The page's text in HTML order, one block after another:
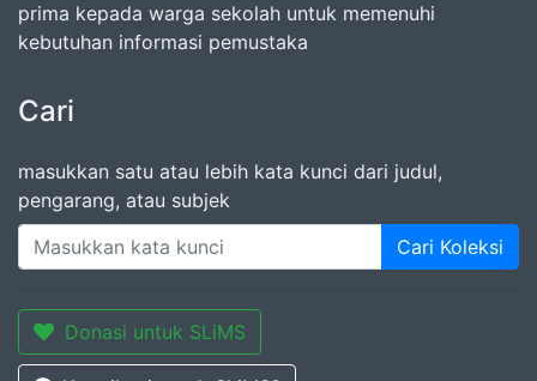
prima kepada warga sekolah untuk memenuhi
kebutuhan informasi pemustaka
Cari
masukkan satu atau lebih kata kunci dari judul,
pengarang, atau subjek
Cari Koleksi
Donasi untuk SLiMS